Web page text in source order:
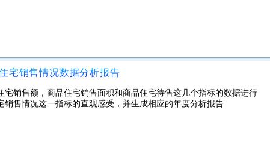
宅销售情况数据分析报告
宅销售额，商品住宅销售面积和商品住宅待售这几个指标的数据进行
售情况这一指标的直观感受，并生成相应的年度分析报告